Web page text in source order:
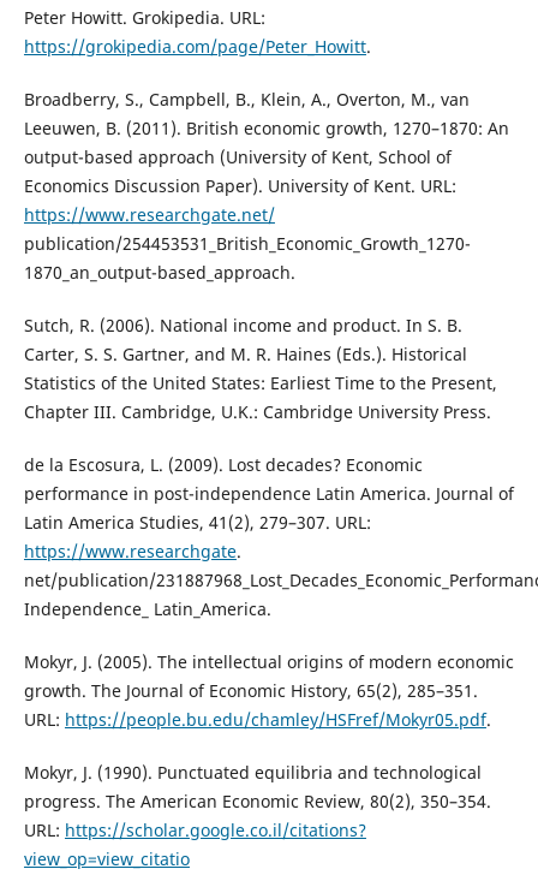
Peter Howitt. Grokipedia. URL:
https://grokipedia.com/page/Peter_Howitt.
Broadberry, S., Campbell, B., Klein, A., Overton, M., van
Leeuwen, B. (2011). British economic growth, 1270–1870: An
output-based approach (University of Kent, School of
Economics Discussion Paper). University of Kent. URL:
https://www.researchgate.net/
publication/254453531_British_Economic_Growth_1270-
1870_an_output-based_approach.
Sutch, R. (2006). National income and product. In S. B.
Carter, S. S. Gartner, and M. R. Haines (Eds.). Historical
Statistics of the United States: Earliest Time to the Present,
Chapter III. Cambridge, U.K.: Cambridge University Press.
de la Escosura, L. (2009). Lost decades? Economic
performance in post-independence Latin America. Journal of
Latin America Studies, 41(2), 279–307. URL:
https://www.researchgate.
net/publication/
Independence_ Latin_America.
Mokyr, J. (2005). The intellectual origins of modern economic
growth. The Journal of Economic History, 65(2), 285–351.
URL: https://people.bu.edu/chamley/HSFref/Mokyr05.pdf.
Mokyr, J. (1990). Punctuated equilibria and technological
progress. The American Economic Review, 80(2), 350–354.
URL: https://scholar.google.co.il/citations?
view_op=view_citatio